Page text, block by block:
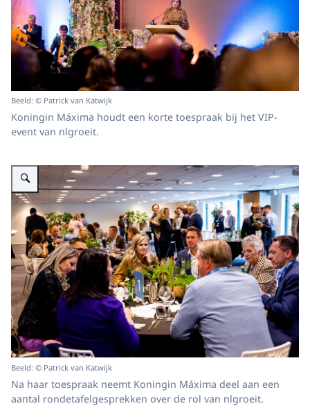
Beeld: © Patrick van Katwijk
Koningin Máxima houdt een korte toespraak bij het VIP-
event van nlgroeit.
Vergroot afbeelding Koningin Máxima aanwezig bij VIP-event van nlgroeit
Beeld: © Patrick van Katwijk
Na haar toespraak neemt Koningin Máxima deel aan een
aantal rondetafelgesprekken over de rol van nlgroeit.